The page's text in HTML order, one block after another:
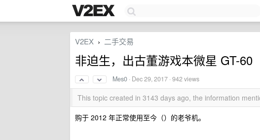
V2EX › 二手交易
非迫生，出古董游戏本微星 GT-60
Mes0 · Dec 29, 2017 · 942 views
This topic created in 3143 days ago, the information
购于 2012 年正常使用至今（）的老爷机。